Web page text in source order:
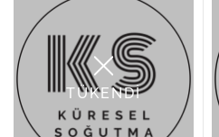
TÜKENDİ